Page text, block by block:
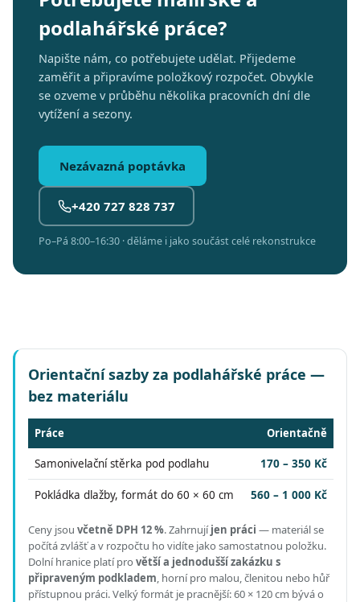
podlahářské práce?
Napište nám, co potřebujete udělat. Přijedeme
zaměřit a připravíme položkový rozpočet. Obvykle
se ozveme v průběhu několika pracovních dní dle
vytížení a sezony.
Nezávazná poptávka
+420 727 828 737
Po–Pá 8:00–16:30 · děláme i jako součást celé rekonstrukce
Orientační sazby za podlahářské práce —
bez materiálu
Práce Orientačně
Samonivelační stěrka pod podlahu 170 – 350 Kč
Pokládka dlažby, formát do 60 × 60 cm 560 – 1 000 Kč
Ceny jsou včetně DPH 12 %.Zahrnujíjen práci — materiál se
počítá zvlášť a v rozpočtu ho vidíte jako samostatnou položku.
Dolní hranice platí pro větší a jednodušší zakázku s
připraveným podkladem, horní pro malou, členitou nebo hůř
přístupnou práci.Velký formát je pracnější: 60 × 120 cm bývá o